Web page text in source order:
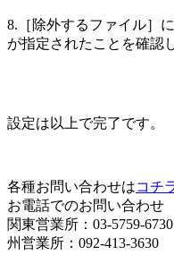
8.［除外するファイル］
が指定されたことを確認
設定は以上で完了です。
各種お問い合わせはコチ
お電話でのお問い合わせ
関東営業所：03-5759-
州営業所：092-413-3630